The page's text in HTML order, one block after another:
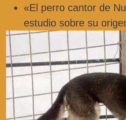
«El perro cantor de
estudio sobre su